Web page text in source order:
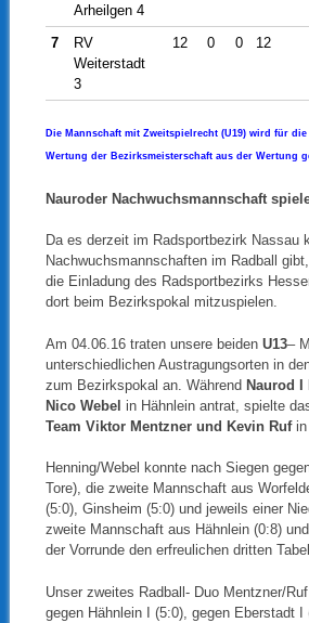
Arheilgen 4
7
RV
Weiterstadt
3
12 0 0 12
Die Mannschaft mit Zweitspielrecht (U19) wird für
Wertung der Bezirksmeisterschaft aus der Wertung
Nauroder Nachwuchsmannschaft
Da es derzeit im Radsportbezirk Nassau
Nachwuchsmannschaften im Radball
die Einladung des Radsportbezirks
dort beim Bezirkspokal mitzuspielen.
Am 04.06.16 traten unsere beiden U13–
unterschiedlichen Austragungsorten in
zum Bezirkspokal an. Während Naurod I
Nico Webel in Hähnlein antrat, spielte
Team Viktor Mentzner und Kevin Rufin
Henning/Webel konnte nach Siegen
Tore), die zweite Mannschaft aus
(5:0), Ginsheim (5:0) und jeweils einer
zweite Mannschaft aus Hähnlein (0:8)
der Vorrunde den erfreulichen dritten
Unser zweites Radball- Duo Mentzner/
gegen Hähnlein I (5:0), gegen Eberstadt I